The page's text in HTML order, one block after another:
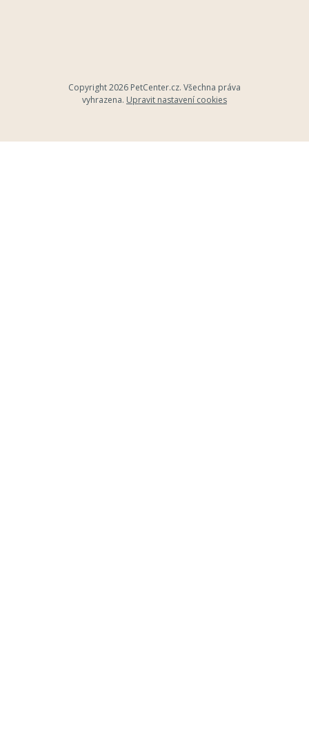
Copyright 2026 PetCenter.cz. Všechna práva
vyhrazena. Upravit nastavení cookies